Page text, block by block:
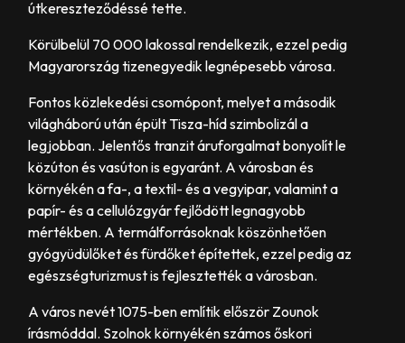
útkereszteződéssé tette.
Körülbelül 70 000 lakossal rendelkezik, ezzel pedig
Magyarország tizenegyedik legnépesebb városa.
Fontos közlekedési csomópont, melyet a második
világháború után épült Tisza-híd szimbolizál a
legjobban. Jelentős tranzit áruforgalmat bonyolít le
közúton és vasúton is egyaránt. A városban és
környékén a fa-, a textil- és a vegyipar, valamint a
papír- és a cellulózgyár fejlődött legnagyobb
mértékben. A termálforrásoknak köszönhetően
gyógyüdülőket és fürdőket építettek, ezzel pedig az
egészségturizmust is fejlesztették a városban.
A város nevét 1075-ben említik először Zounok
írásmóddal. Szolnok környékén számos őskori